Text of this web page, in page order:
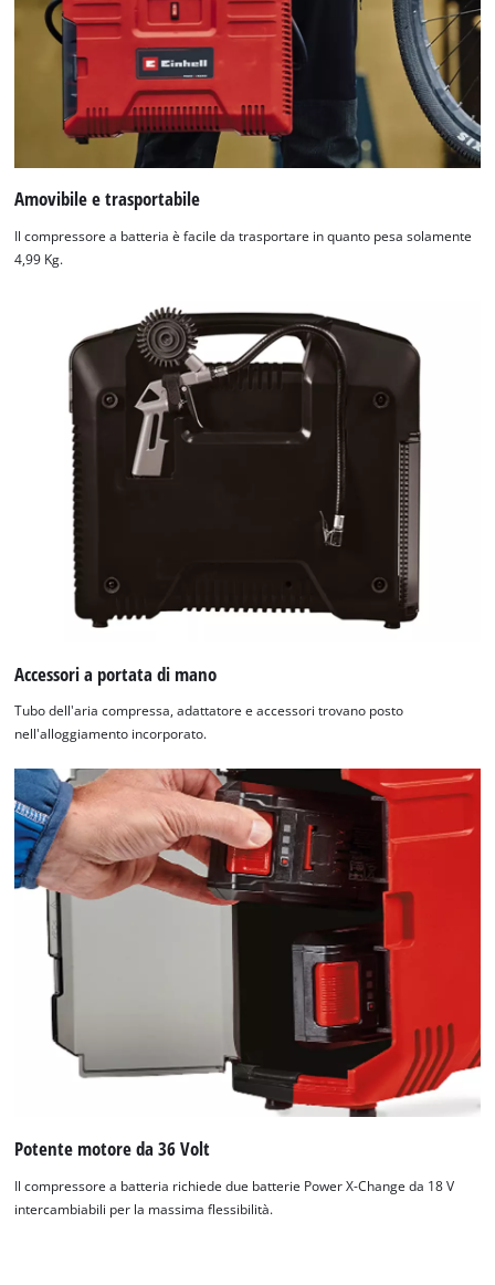
Amovibile e trasportabile
Il compressore a batteria è facile da trasportare in quanto pesa solamente
4,99 Kg.
Accessori a portata di mano
Tubo dell'aria compressa, adattatore e accessori trovano posto
nell'alloggiamento incorporato.
Potente motore da 36 Volt
Il compressore a batteria richiede due batterie Power X-Change da 18 V
intercambiabili per la massima flessibilità.